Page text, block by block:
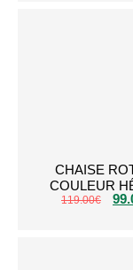
CHAISE
COULEUR
NOYER
119.00€